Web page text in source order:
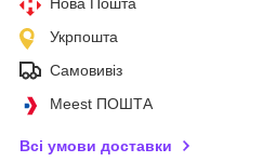
Укрпошта
Самовивіз
Meest ПОШТА
Всі умови доставки